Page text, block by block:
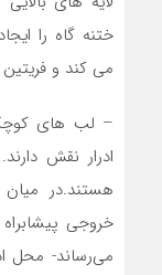
ختنه گاه را
می کند و
– لب های
ادرار نقش
هستند.در
خروجی
می‌رساند- محل